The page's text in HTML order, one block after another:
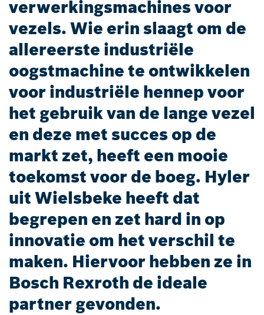
verwerkingsmachines voor
vezels. Wie erin slaagt om de
allereerste industriële
oogstmachine te ontwikkelen
voor industriële hennep voor
het gebruik van de lange vezel
en deze met succes op de
markt zet, heeft een mooie
toekomst voor de boeg. Hyler
uit Wielsbeke heeft dat
begrepen en zet hard in op
innovatie om het verschil te
maken. Hiervoor hebben ze in
Bosch Rexroth de ideale
partner gevonden.